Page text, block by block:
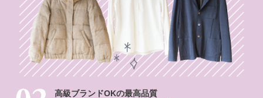
高級ブランドOKの最高品質